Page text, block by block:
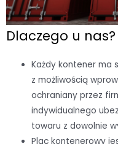
Dlaczego u nas?
Każdy kontener ma
z możliwością
ochraniany przez
indywidualnego
towaru z dowolnie
Plac kontenerowy